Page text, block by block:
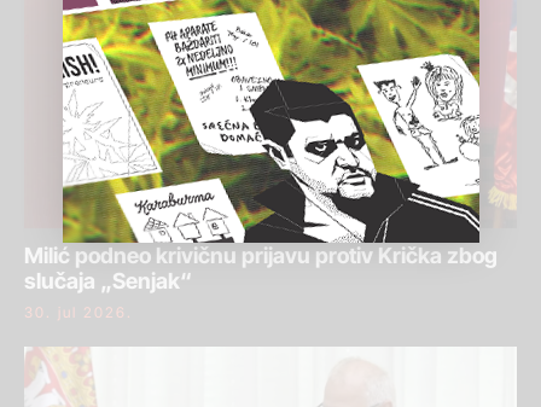
Milić podneo krivičnu prijavu protiv Krička zbog
slučaja „Senjak“
30. jul 2026.